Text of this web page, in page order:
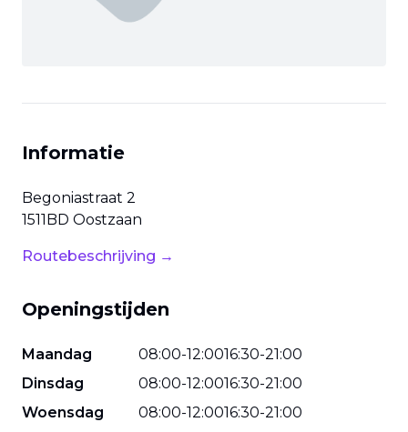
Informatie
Begoniastraat 2
1511BD Oostzaan
Routebeschrijving →
Openingstijden
Maandag 08:00-12:0016:30-21:00
Dinsdag
08:00-12:0016:30-21:00
Woensdag
08:00-12:0016:30-21:00